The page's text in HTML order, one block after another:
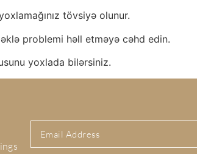
tövsiyə olunur.
problemi həll etməyə cəhd edin.
yoxlada bilərsiniz.